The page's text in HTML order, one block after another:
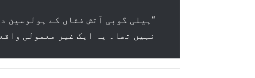
“ہیلی گوبی آتش فشاں کے ہولوسین
نہیں تھا۔ یہ ایک غیر معمولی